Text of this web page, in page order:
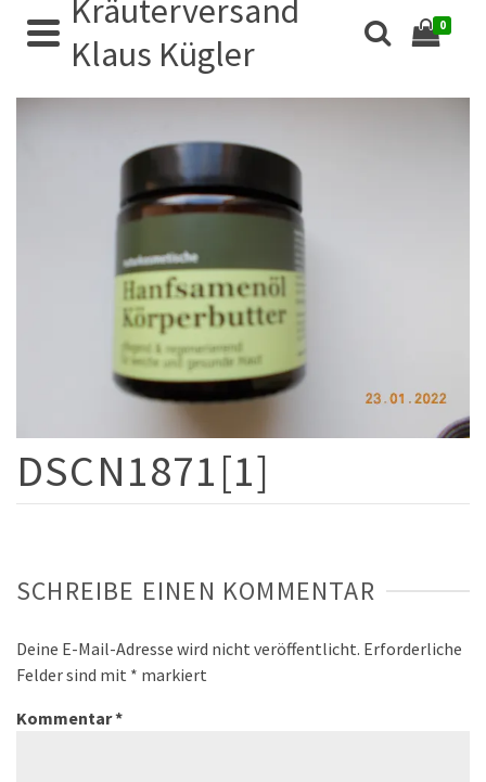
Kräuterversand
Klaus Kügler
0
DSCN1871[1]
SCHREIBE EINEN KOMMENTAR
Deine E-Mail-Adresse wird nicht veröffentlicht. Erforderliche
Felder sind mit * markiert
Kommentar*